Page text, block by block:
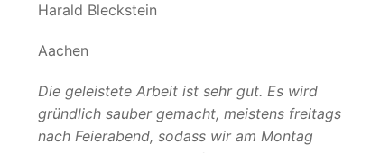
Harald Bleckstein
Aachen
Die geleistete Arbeit ist sehr gut. Es wird
gründlich sauber gemacht, meistens freitags
nach Feierabend, sodass wir am Montag